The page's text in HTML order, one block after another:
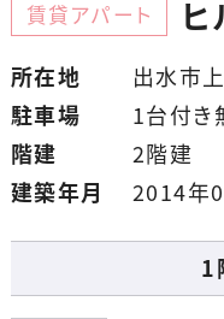
賃貸アパート ヒ
所在地
出水市
駐車場
1台付き
階建
2階建
建築年月
2014年
1